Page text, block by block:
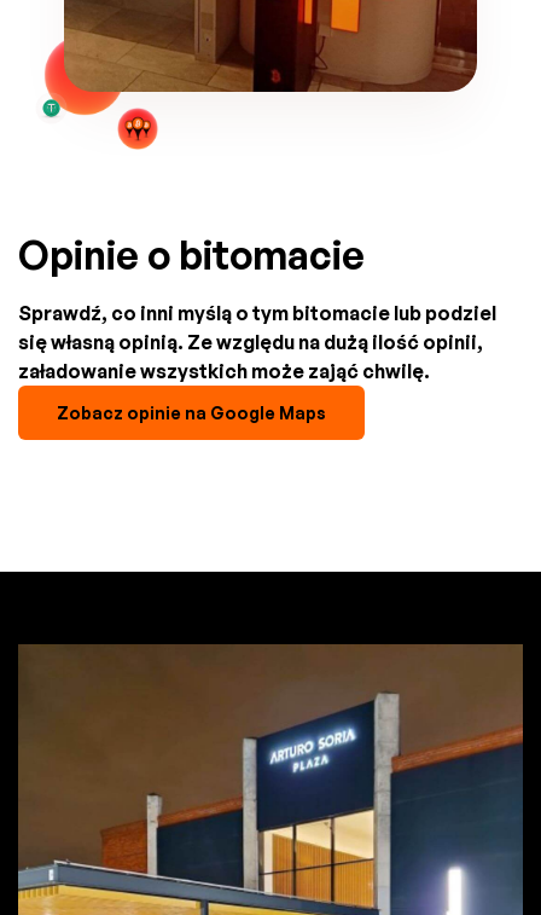
Opinie o bitomacie
Sprawdź, co inni myślą o tym bitomacie lub podziel
się własną opinią. Ze względu na dużą ilość opinii,
załadowanie wszystkich może zająć chwilę.
Zobacz opinie na Google Maps